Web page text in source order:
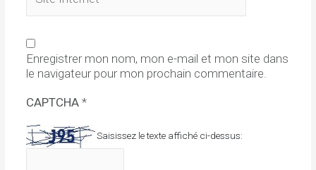
Internet
Enregistrer mon nom, mon e-mail et mon site dans
le navigateur pour mon prochain commentaire.
CAPTCHA *
Saisissez le texte affiché ci-dessus: